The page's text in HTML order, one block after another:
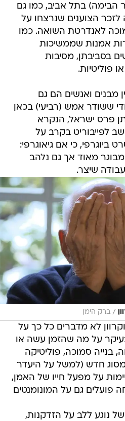
הבימה) בתל אביב, כמו גם
הצוענים שנרצחו על
לאנדרטת השואה. כמו
אמנות שממשיכות
בסביבתן, מסיבות
פוליטיות.
מבנים ואנשים הם גם
ששודר אמש (רביעי) בכאן
פרס ישראל, הנקרא
לפייבוריט בקרב על
ביוגרפי, כי אם גיאוגרפי:
מאוד אך גם נלהב
שיצר.
/ ברק הימן
לא מדברים כל כך על
על מה שהזמן עשה או
בנייה סמוכה, פוליטיקה
מסוג חדש (למשל על היעדר
על מפעל חייו של האמן,
פועלים גם על המונומנטים
נוגע ללב על הזדקנות,